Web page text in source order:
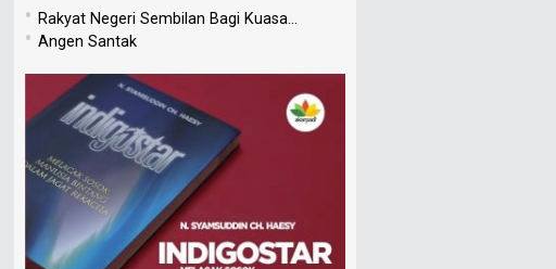
• Rakyat Negeri Sembilan Bagi Kuasa...
• Angen Santak